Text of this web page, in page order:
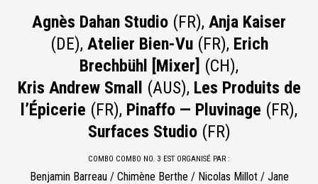
Agnès Dahan Studio (FR), Anja Kaiser
(DE), Atelier Bien-Vu(FR), Erich
Brechbühl [Mixer] (CH),
Kris Andrew Small
(AUS), Les Produits de
l’Épicerie (FR), Pinaffo — Pluvinage (FR),
Surfaces Studio(FR)
COMBO COMBO NO. 3 EST ORGANISÉ PAR :
Benjamin Barreau / Chimène Berthe / Nicolas Millot / Jane